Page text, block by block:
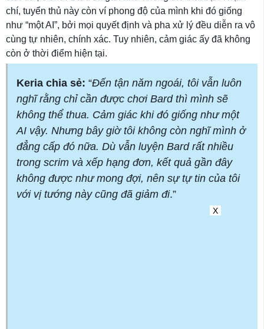
chí, tuyển thủ này còn ví phong độ của mình khi đó giống
như “một AI”, bởi mọi quyết định và pha xử lý đều diễn ra vô
cùng tự nhiên, chính xác. Tuy nhiên, cảm giác ấy đã không
còn ở thời điểm hiện tại.
Keria chia sẻ: “Đến tận năm ngoái, tôi vẫn luôn
nghĩ rằng chỉ cần được chơi Bard thì mình sẽ
không thể thua. Cảm giác khi đó giống như một
AI vậy. Nhưng bây giờ tôi không còn nghĩ mình ở
đẳng cấp đó nữa. Dù vẫn luyện Bard rất nhiều
trong scrim và xếp hạng đơn, kết quả gần đây
không được như mong đợi, nên sự tự tin của tôi
với vị tướng này cũng đã giảm đi.”
X